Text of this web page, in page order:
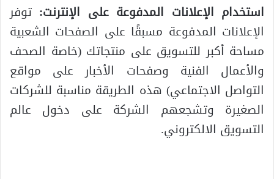
استخدام الإعلانات المدفوعة على الإنترنت: توفر
الإعلانات المدفوعة مسبقًا على الصفحات الشعبية
مساحة أكبر للتسويق على منتجاتك (خاصة الصحف
والأعمال الفنية وصفحات الأخبار على مواقع
التواصل الاجتماعي) هذه الطريقة مناسبة للشركات
الصغيرة وتشجعهم الشركة على دخول عالم
التسويق الالكتروني.